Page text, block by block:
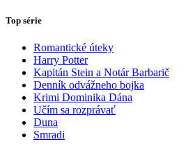
Top série
Romantické úteky
Harry Potter
Kapitán Stein a Notár Barbarič
Denník odvážneho bojka
Krimi Dominika Dána
Učím sa rozprávať
Duna
Smradi